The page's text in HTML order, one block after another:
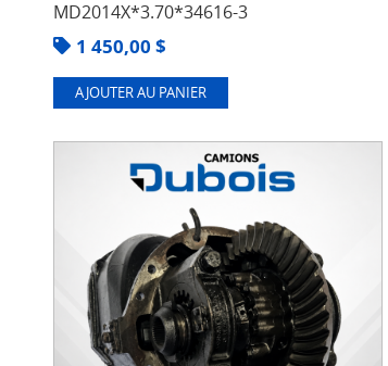
MD2014X*3.70*34616-3
1 450,00 $
AJOUTER AU PANIER